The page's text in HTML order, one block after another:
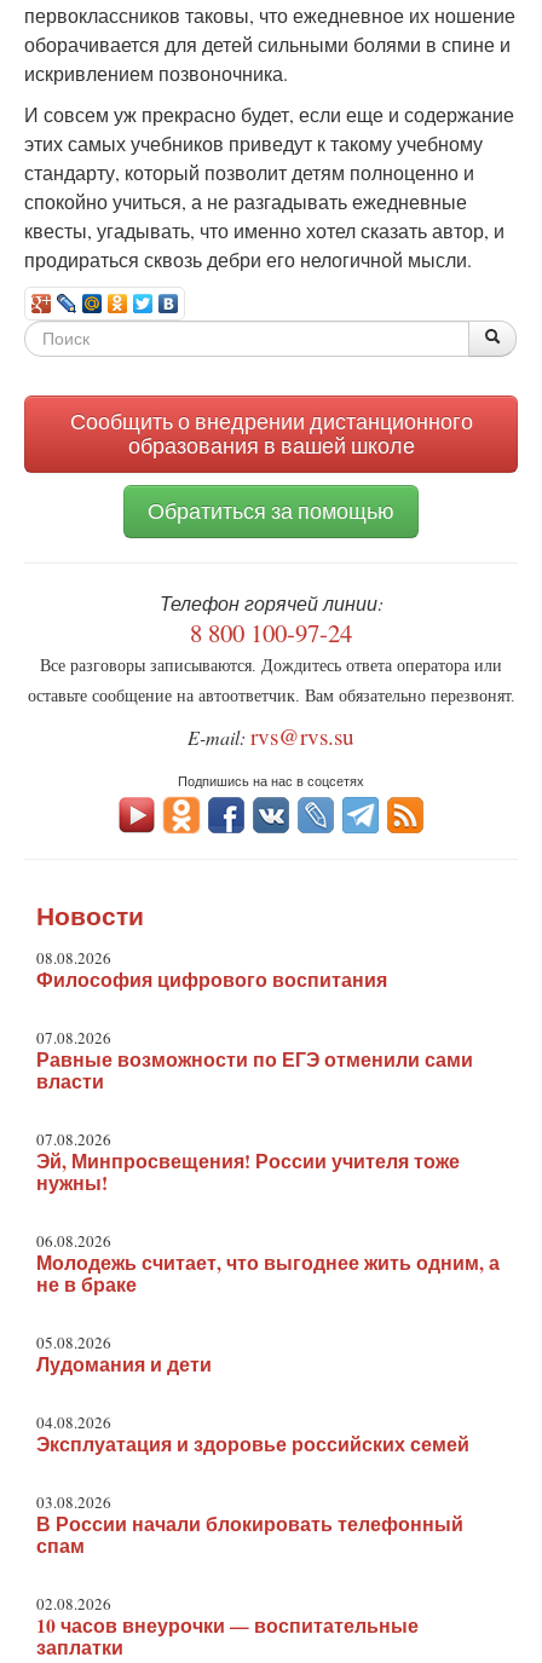
первоклассников таковы, что ежедневное их ношение
оборачивается для детей сильными болями в спине и
искривлением позвоночника.
И совсем уж прекрасно будет, если еще и содержание
этих самых учебников приведут к такому учебному
стандарту, который позволит детям полноценно и
спокойно учиться, а не разгадывать ежедневные
квесты, угадывать, что именно хотел сказать автор, и
продираться сквозь дебри его нелогичной мысли.
Форма
Сообщить о внедрении дистанционного
образования в вашей школе
Обратиться за помощью
Телефон горячей линии:
8 800 100-97-24
Все разговоры записываются. Дождитесь ответа оператора или
оставьте сообщение на автоответчик. Вам обязательно перезвонят.
E-mail: rvs@rvs.su
Подпишись на нас в соцсетях
Новости
08.08.2026
Философия цифрового воспитания
07.08.2026
Равные возможности по ЕГЭ отменили сами
власти
07.08.2026
Эй, Минпросвещения! России учителя тоже
нужны!
06.08.2026
Молодежь считает, что выгоднее жить одним, а
не в браке
05.08.2026
Лудомания и дети
04.08.2026
Эксплуатация и здоровье российских семей
03.08.2026
В России начали блокировать телефонный
спам
02.08.2026
10 часов внеурочки — воспитательные
заплатки